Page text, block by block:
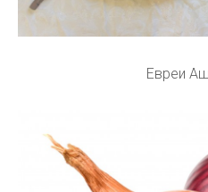
Евреи